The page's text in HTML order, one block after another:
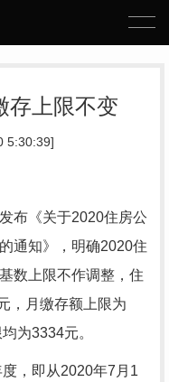
存上限不变
5:30:39]
《关于2020住房公
通知》，明确2020住
数上限不作调整，住
，月缴存额上限为
为3334元。
，即从2020年7月1